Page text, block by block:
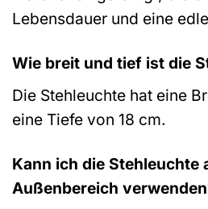
Lebensdauer und eine
Wie breit und tief ist die
Die Stehleuchte hat eine
eine Tiefe von 18 cm.
Kann ich die Stehleuchte
Außenbereich